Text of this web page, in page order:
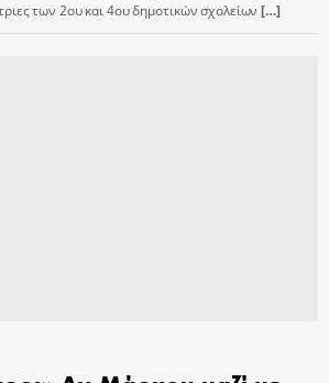
των 2ου και 4ου δημοτικών σχολείων […]